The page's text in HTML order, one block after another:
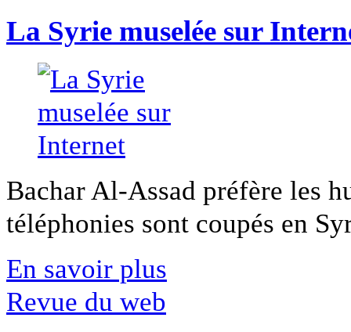
La Syrie muselée sur
Bachar Al-Assad préfère les
téléphonies sont coupés en
En savoir plus
Revue du web